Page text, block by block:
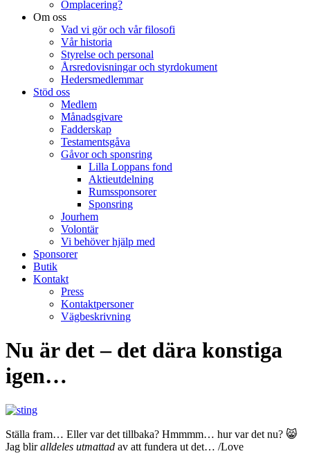
Omplacering?
Om oss
Vad vi gör och vår filosofi
Vår historia
Styrelse och personal
Årsredovisningar och styrdokument
Hedersmedlemmar
Stöd oss
Medlem
Månadsgivare
Fadderskap
Testamentsgåva
Gåvor och sponsring
Lilla Loppans fond
Aktieutdelning
Rumssponsorer
Sponsring
Jourhem
Volontär
Vi behöver hjälp med
Sponsorer
Butik
Kontakt
Press
Kontaktpersoner
Vägbeskrivning
Nu är det – det dära konstiga
igen…
Ställa fram… Eller var det tillbaka? Hmmmm… hur var det nu? 😸
Jag bliralldeles utmattad av att fundera ut det… /Love